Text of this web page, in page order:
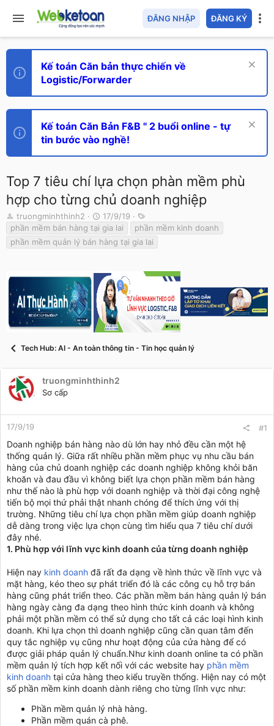
ĐĂNG NHẬP ĐĂNG KÝ
Kế toán Căn bản thực chiến về
Logistic/Forwarder
Kế toán Căn Bản F&B " 2 buổi online - tự
tin bước vào nghề!
Top 7 tiêu chí lựa chọn phàn mềm phù
hợp cho từng chủ doanh nghiệp
T
h
r
e
t
a
t
truongminhthinh2
N
g
à
y
i
17/9/19
ừ
k
h
a
phần mềm bán hàng tại gia lai
phần mềm kinh doanh
phần mềm quản lý bán hàng tại gia lai
Tech Hub: AI - An toàn thông tin - Tin học quản lý
truongminhthinh2
Sơ cấp
17/9/19 #1
Doanh nghiệp bán hàng nào dù lớn hay nhỏ đều cần một hệ
thống quản lý. Giữa rất nhiều phần mềm phục vụ nhu cầu bán
hàng của chủ doanh nghiệp các doanh nghiệp không khỏi băn
khoăn và đau đầu vì không biết lựa chọn phần mềm bán hàng
như thế nào là phù hợp với doanh nghiệp và thời đại công nghệ
tiến bộ mọi thứ phải thật nhanh chóng để thích ứng với thị
trường. Những tiêu chí lựa chọn phần mềm giúp doanh nghiệp
dễ dàng trong việc lựa chọn cùng tìm hiểu qua 7 tiêu chí dưới
đây nhé.
1. Phù hợp với lĩnh vực kinh doanh của từng doanh nghiệp
Hiện nay kinh doanh đã rất đa dạng về hình thức về lĩnh vực và
mặt hàng, kéo theo sự phát triển đó là các công cụ hỗ trợ bán
hàng cũng phát triển theo. Các phần mềm bán hàng quản lý bán
hàng ngày càng đa dạng theo hình thức kinh doanh và không
phải một phần mềm có thể sử dụng cho tất cả các loại hình kinh
doanh. Khi lựa chọn thì doanh nghiệp cũng cần quan tâm đến
quy tắc nghiệp vụ cũng như hoạt động của cửa hàng để có
được giải pháp quản lý chuẩn.Như kinh doanh online ta có phần
mềm quản lý tích hợp kết nối với các website hay phần mềm
kinh doanh tại cửa hàng theo kiểu truyền thống. Hiện nay có một
số phần mềm kinh doanh dành riêng cho từng lĩnh vực như:
Phần mềm quản lý nhà hàng.
Phần mềm quán cà phê.